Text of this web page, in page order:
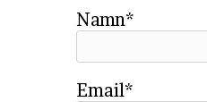
Namn*
Email*